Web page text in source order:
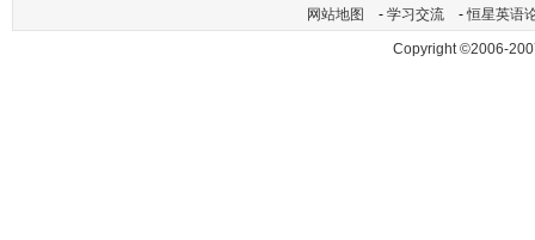
网站地图 - 学习交流 -恒星英语
Copyright ©2006-